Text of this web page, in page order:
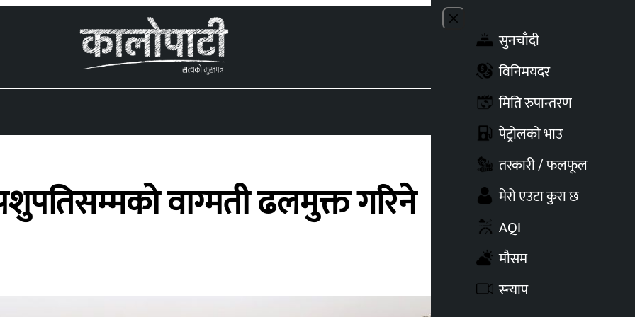
Close menu
सुनचाँदी
विनिमयदर
मिति रुपान्तरण
पेट्रोलको भाउ
तरकारी / फलफूल
मेरो एउटा कुरा छ
AQI
मौसम
स्न्याप
वाग्मती ढलमुक्त गरिने